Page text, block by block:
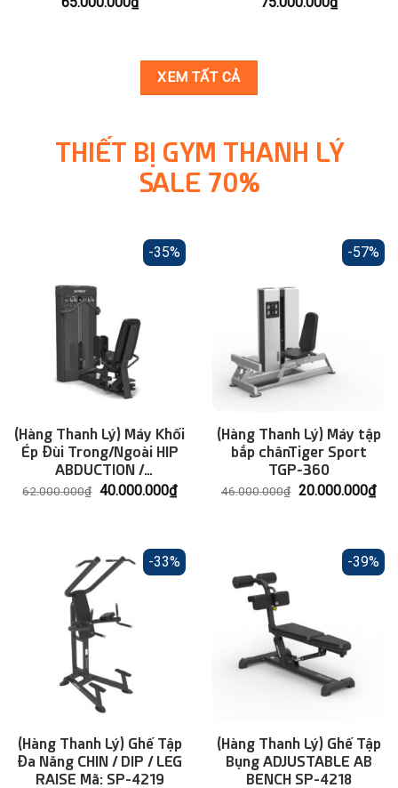
XEM TẤT CẢ
THIẾT BỊ GYM THANH LÝ
SALE 70%
-35%
(Hàng Thanh Lý) Máy Khối
Ép Đùi Trong/Ngoài HIP
ABDUCTION /
ADDUCTION SP-4316
62.000.000₫ Giá
40.000.000₫Giá
hiện
40.000.000₫.
-57%
(Hàng Thanh Lý) Máy tập
bắp chânTiger Sport
TGP-360
46.000.000₫ Giá
20.000.000₫Giá
-33%
(Hàng Thanh Lý) Ghế Tập
Đa Năng CHIN / DIP / LEG
RAISE Mã: SP-4219
-39%
(Hàng Thanh Lý) Ghế Tập
Bụng ADJUSTABLE AB
BENCH SP-4218